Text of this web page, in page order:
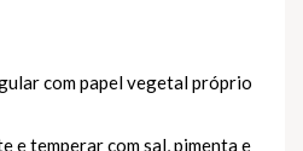
com papel vegetal próprio
e temperar com sal, pimenta e